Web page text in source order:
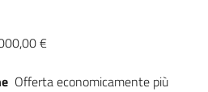
€
Offerta economicamente più